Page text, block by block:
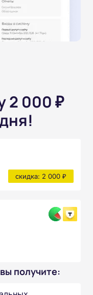
2 000 ₽
скидка: 2 000 ₽
получите: